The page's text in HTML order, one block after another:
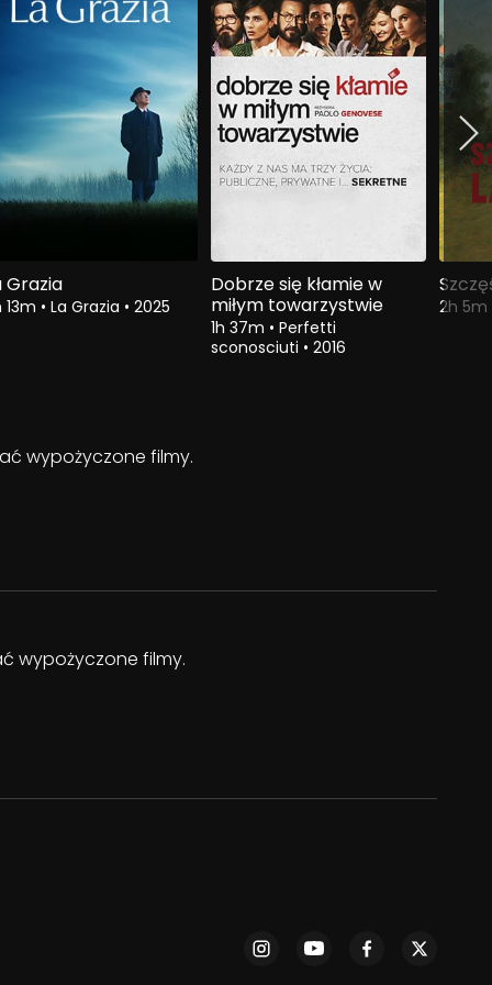
Grazia
13m • La Grazia • 2025
Dobrze się kłamie w
miłym towarzystwie
1h 37m • Perfetti
sconosciuti • 2016
2h 5m
wypożyczone filmy.
wypożyczone filmy.